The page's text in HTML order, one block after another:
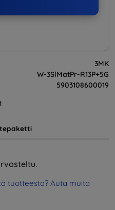
3MK
W-3SlMatPr-R13P+5G
5903108600019
tuotteesta? Auta muita